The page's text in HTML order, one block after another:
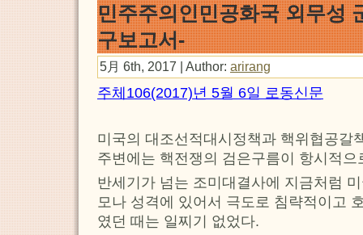
민주주의인민공화국 외무성
구보고서-
5月 6th, 2017 | Author: arirang
주체106(2017)년 5월 6일 로동신문
미국의 대조선적대시정책과 핵위협공갈
주변에는 핵전쟁의 검은구름이 항시적으
반세기가 넘는 조미대결사에 지금처럼
모나 성격에 있어서 극도로 침략적이고
였던 때는 일찌기 없었다.